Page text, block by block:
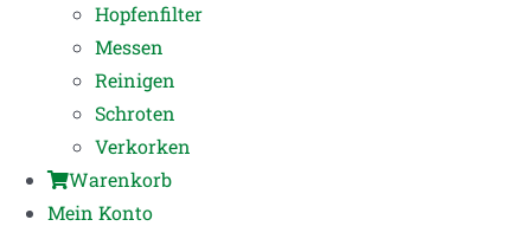
Hopfenfilter
Messen
Reinigen
Schroten
Verkorken
Warenkorb
Mein Konto